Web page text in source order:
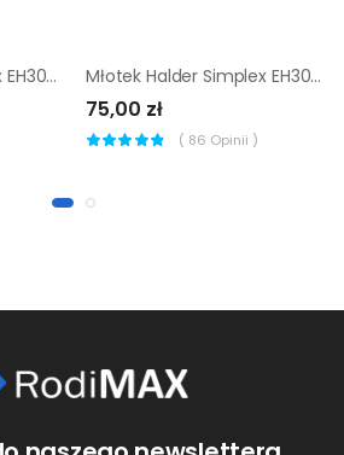
Młotek Halder Simplex EH3027 80 mm (superplastik + gumy) Młotek Halder Simplex EH3027 30 mm (superplastik + gumy)
75,00 zł
( 86 Opinii )